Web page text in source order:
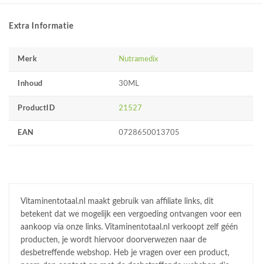
Extra Informatie
Merk Nutramedix
Inhoud 30ML
ProductID 21527
EAN 0728650013705
Vitaminentotaal.nl maakt gebruik van affiliate links, dit
betekent dat we mogelijk een vergoeding ontvangen voor een
aankoop via onze links. Vitaminentotaal.nl verkoopt zelf géén
producten, je wordt hiervoor doorverwezen naar de
desbetreffende webshop. Heb je vragen over een product,